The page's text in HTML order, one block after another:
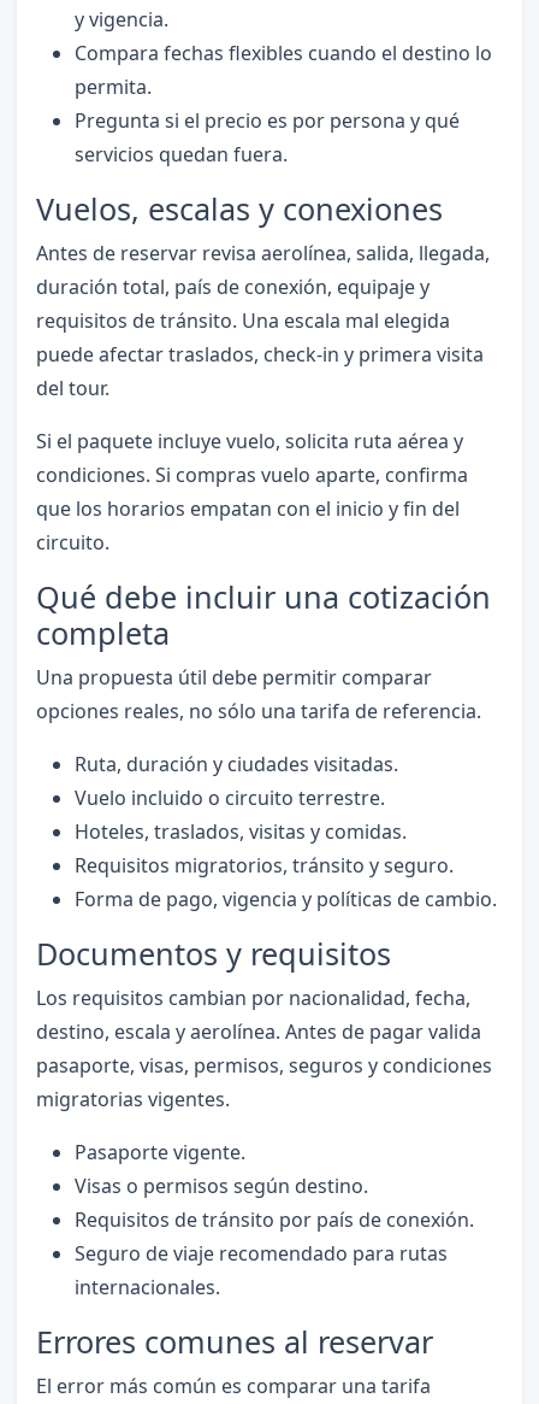
y vigencia.
Compara fechas flexibles cuando el destino lo
permita.
Pregunta si el precio es por persona y qué
servicios quedan fuera.
Vuelos, escalas y conexiones
Antes de reservar revisa aerolínea, salida, llegada,
duración total, país de conexión, equipaje y
requisitos de tránsito. Una escala mal elegida
puede afectar traslados, check-in y primera visita
del tour.
Si el paquete incluye vuelo, solicita ruta aérea y
condiciones. Si compras vuelo aparte, confirma
que los horarios empatan con el inicio y fin del
circuito.
Qué debe incluir una cotización
completa
Una propuesta útil debe permitir comparar
opciones reales, no sólo una tarifa de referencia.
Ruta, duración y ciudades visitadas.
Vuelo incluido o circuito terrestre.
Hoteles, traslados, visitas y comidas.
Requisitos migratorios, tránsito y seguro.
Forma de pago, vigencia y políticas de cambio.
Documentos y requisitos
Los requisitos cambian por nacionalidad, fecha,
destino, escala y aerolínea. Antes de pagar valida
pasaporte, visas, permisos, seguros y condiciones
migratorias vigentes.
Pasaporte vigente.
Visas o permisos según destino.
Requisitos de tránsito por país de conexión.
Seguro de viaje recomendado para rutas
internacionales.
Errores comunes al reservar
El error más común es comparar una tarifa